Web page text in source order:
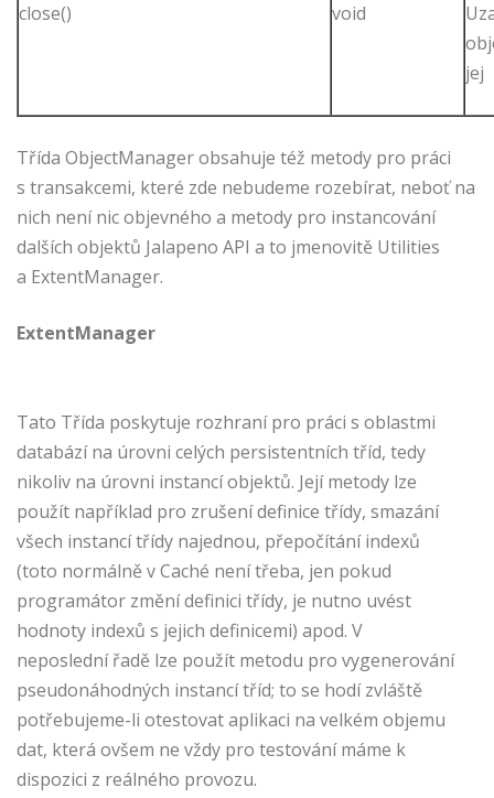
close() void
jej
Třída ObjectManager obsahuje též metody pro práci
s transakcemi, které zde nebudeme rozebírat, neboť na
nich není nic objevného a metody pro instancování
dalších objektů Jalapeno API a to jmenovitě Utilities
a ExtentManager.
ExtentManager
Tato Třída poskytuje rozhraní pro práci s oblastmi
databází na úrovni celých persistentních tříd, tedy
nikoliv na úrovni instancí objektů. Její metody lze
použít například pro zrušení definice třídy, smazání
všech instancí třídy najednou, přepočítání indexů
(toto normálně v Caché není třeba, jen pokud
programátor změní definici třídy, je nutno uvést
hodnoty indexů s jejich definicemi) apod. V
neposlední řadě lze použít metodu pro vygenerování
pseudonáhodných instancí tříd; to se hodí zvláště
potřebujeme-li otestovat aplikaci na velkém objemu
dat, která ovšem ne vždy pro testování máme k
dispozici z reálného provozu.